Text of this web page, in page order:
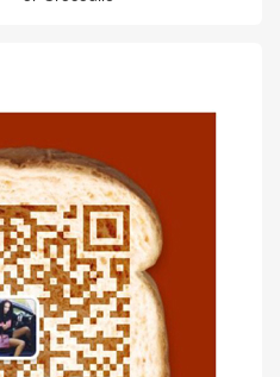
愛馬仕 Hermes Kelly Mini 0M
Chai 瑪薩拉茶色 Matte Alligat
or Crocodile